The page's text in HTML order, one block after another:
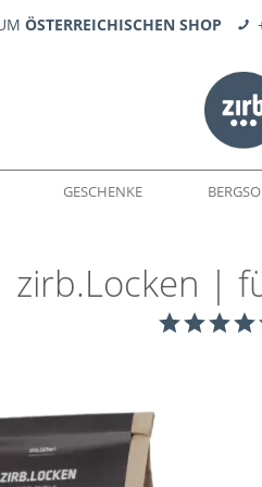
ÖSTERREICHISCHEN SHOP
GESCHENKE
zirb.Locken |